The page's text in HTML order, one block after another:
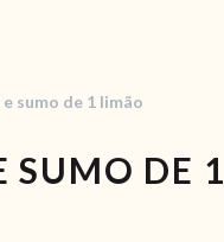
RECEITAS
VÍDEOS
e sumo de 1 limão
SUMO DE 1